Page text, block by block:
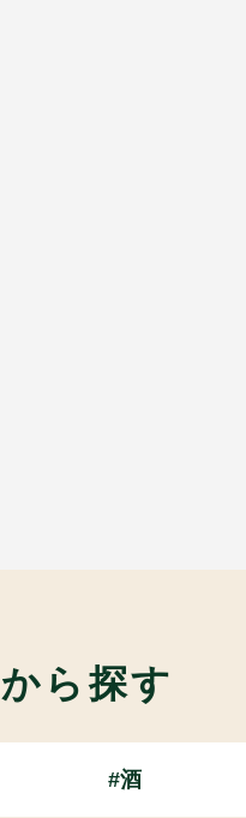
ら探す
#酒